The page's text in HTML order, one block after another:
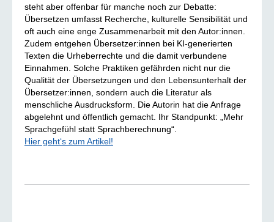
steht aber offenbar für manche noch zur Debatte:
Übersetzen umfasst Recherche, kulturelle Sensibilität und
oft auch eine enge Zusammenarbeit mit den Autor:innen.
Zudem entgehen Übersetzer:innen bei KI-generierten
Texten die Urheberrechte und die damit verbundene
Einnahmen. Solche Praktiken gefährden nicht nur die
Qualität der Übersetzungen und den Lebensunterhalt der
Übersetzer:innen, sondern auch die Literatur als
menschliche Ausdrucksform. Die Autorin hat die Anfrage
abgelehnt und öffentlich gemacht. Ihr Standpunkt: „Mehr
Sprachgefühl statt Sprachberechnung“.
Hier geht‘s zum Artikel!